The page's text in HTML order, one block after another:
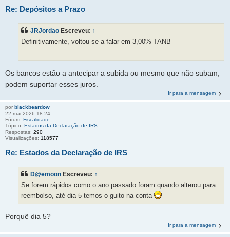
Re: Depósitos a Prazo
JRJordao Escreveu: ↑
Definitivamente, voltou-se a falar em 3,00% TANB
Os bancos estão a antecipar a subida ou mesmo que não subam,
podem suportar esses juros.
Ir para a mensagem
por blackbeardow
22 mai 2026 18:24
Fórum: Fiscalidade
Tópico: Estados da Declaração de IRS
Respostas: 290
Visualizações: 118577
Re: Estados da Declaração de IRS
D@emoon Escreveu: ↑
Se forem rápidos como o ano passado foram quando alterou para
reembolso, até dia 5 temos o guito na conta
Porquê dia 5?
Ir para a mensagem